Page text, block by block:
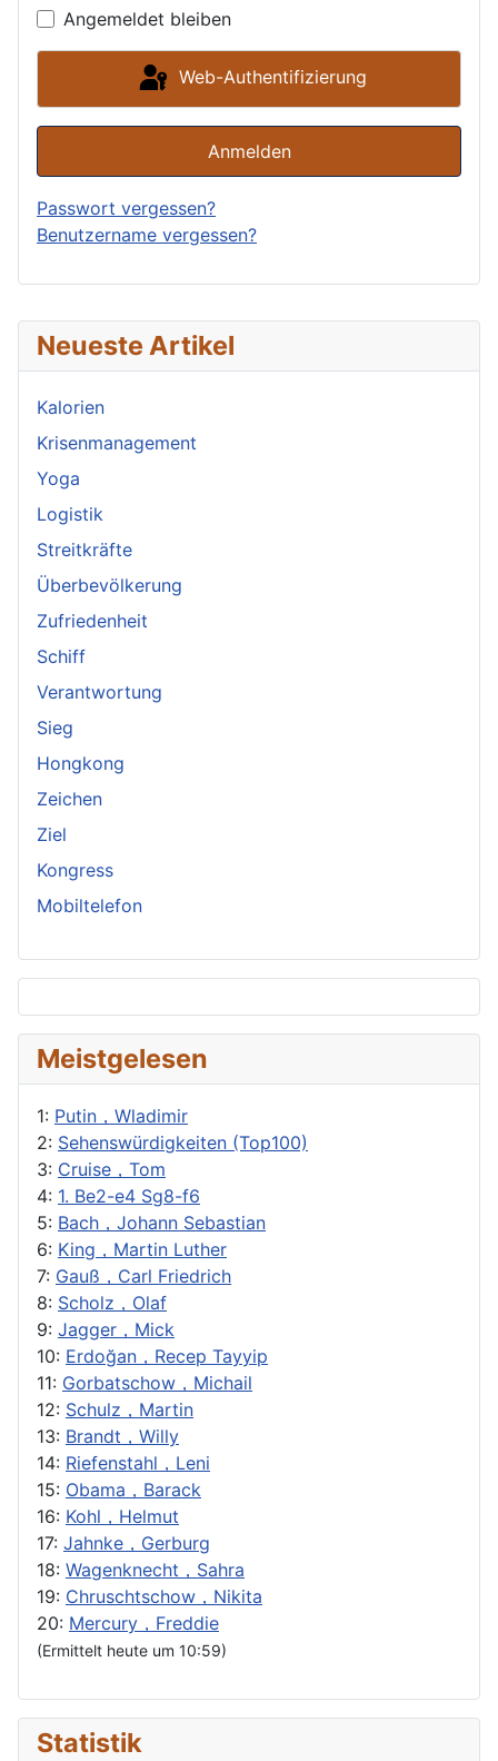
Neueste Artikel
Kalorien
Krisenmanagement
Yoga
Logistik
Streitkräfte
Überbevölkerung
Zufriedenheit
Schiff
Verantwortung
Sieg
Hongkong
Zeichen
Ziel
Kongress
Mobiltelefon
Meistgelesen
1: Putin，Wladimir
2: Sehenswürdigkeiten (Top100)
3: Cruise，Tom
4: 1. Be2-e4 Sg8-f6
5: Bach，Johann Sebastian
6: King，Martin Luther
7: Gauß，Carl Friedrich
8: Scholz，Olaf
9: Jagger，Mick
10: Erdoğan，Recep Tayyip
11: Gorbatschow，Michail
12: Schulz，Martin
13: Brandt，Willy
14: Riefenstahl，Leni
15: Obama，Barack
16: Kohl，Helmut
17: Jahnke，Gerburg
18: Wagenknecht，Sahra
19: Chruschtschow，Nikita
20: Mercury，Freddie
(Ermittelt heute um 10:59)
Statistik
Angemeldet bleiben
Web-Authentifizierung
Anmelden
Passwort vergessen?
Benutzername vergessen?